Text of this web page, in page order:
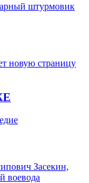
штурмовик
новую страницу
Засекин,
воевода